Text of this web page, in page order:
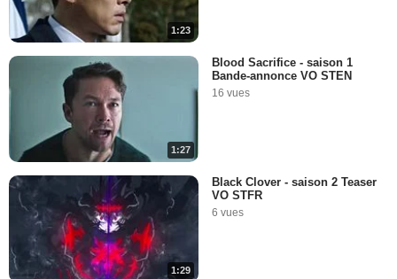
1:23
1:27
Blood Sacrifice - saison 1
Bande-annonce VO STEN
16 vues
1:29
Black Clover - saison 2 Teaser
VO STFR
6 vues